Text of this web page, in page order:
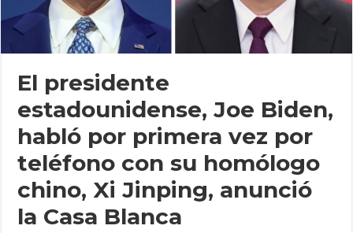
El presidente
estadounidense, Joe Biden,
habló por primera vez por
teléfono con su homólogo
chino, Xi Jinping, anunció
la Casa Blanca